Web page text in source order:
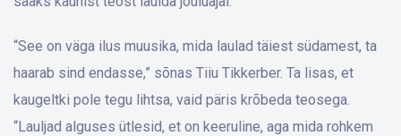
“See on väga ilus muusika, mida laulad täiest südamest, ta
haarab sind endasse,” sõnas Tiiu Tikkerber. Ta lisas, et
kaugeltki pole tegu lihtsa, vaid päris krõbeda teosega.
“Lauljad alguses ütlesid, et on keeruline, aga mida rohkem